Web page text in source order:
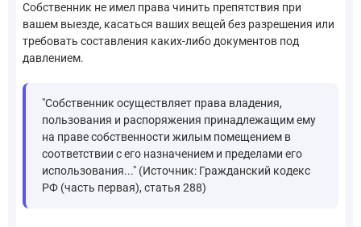
Собственник не имел права чинить препятствия при
вашем выезде, касаться ваших вещей без разрешения или
требовать составления каких-либо документов под
давлением.
"Собственник осуществляет права владения,
пользования и распоряжения принадлежащим ему
на праве собственности жилым помещением в
соответствии с его назначением и пределами его
использования..." (Источник: Гражданский кодекс
РФ (часть первая), статья 288)